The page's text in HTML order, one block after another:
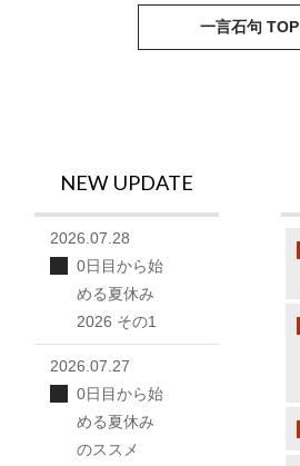
一言石句 TOP
NEW UPDATE
2026.07.28
0日目から始
める夏休み
2026 その1
2026.07.27
0日目から始
める夏休み
のススメ